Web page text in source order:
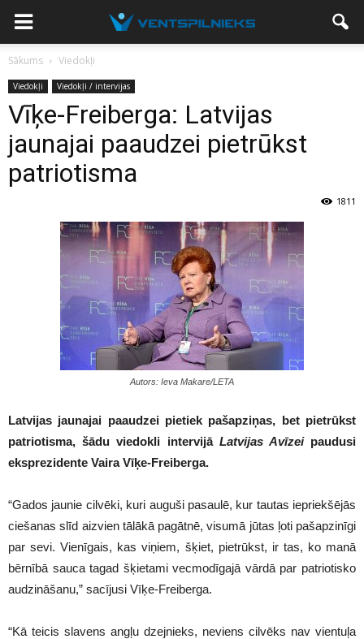
Sākums Viedokļi
Viedokļi Viedokļi / intervijas
Vīķe-Freiberga: Latvijas
jaunajai paaudzei pietrūkst
patriotisma
1811
Autors: Ieva Makare/LETA
Latvijas jaunajai paaudzei pietiek pašapziņas, bet pietrūkst
patriotisma, šādu viedokli intervijā Latvijas Avīzeipaudusi
eksprezidente Vaira Vīķe-Freiberga.
“Gados jaunie cilvēki, kuri auguši pasaulē, kur tautas iepriekšējās
ciešanas slīd aizvien tālākā pagātnē, visumā jūtas ļoti pašapzinīgi
par sevi. Vienīgais, kas viņiem, šķiet, pietrūkst, ir tas, ko manā
bērnībā sauca tagad šķietami vecmodīgajā vārdā par patriotisko
audzināšanu,” sacījusi Vīķe-Freiberga.
“Kā teicis slavens angļu dzejnieks, neviens cilvēks nav vientuļa